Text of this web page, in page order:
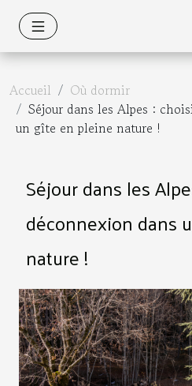
Accueil
Où dormir
Séjour dans les Alpes :
un gîte en pleine nature !
Séjour dans les
déconnexion dans
nature !